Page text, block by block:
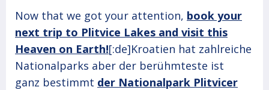
Now that we got your attention, book your
next trip to Plitvice Lakes and visit this
Heaven on Earth![:de]Kroatien hat zahlreiche
Nationalparks aber der berühmteste ist
ganz bestimmt der Nationalpark Plitvicer